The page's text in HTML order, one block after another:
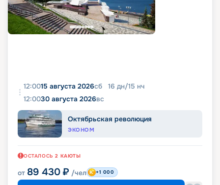
12:0015 августа 2026сб 16 дн/15 нч
12:0030 августа 2026вс
Октябрьская революция
ЭКОНОМ
ОСТАЛОСЬ 2 КАЮТЫ
от 89 430 ₽ /чел +1 000